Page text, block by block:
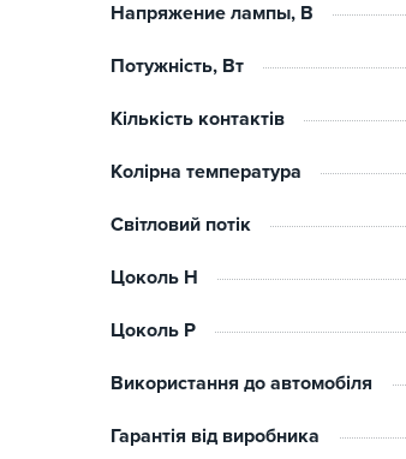
Напряжение лампы, В
Потужність, Вт
Кількість контактів
Колірна температура
Світловий потік
Цоколь H
Цоколь P
Використання до автомобіля
Гарантія від виробника